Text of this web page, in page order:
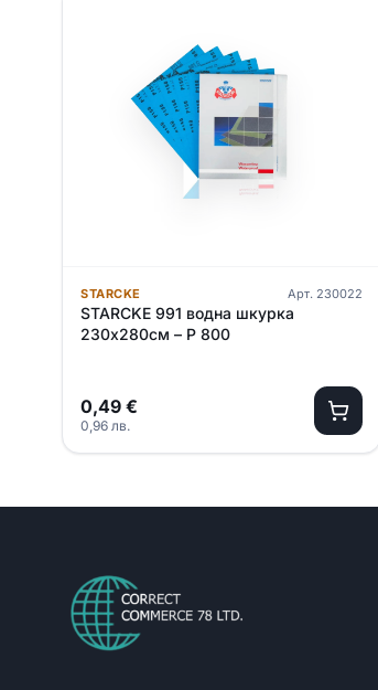
STARCKE Арт. 230022
STARCKE 991 водна шкурка
230х280см – P 800
0,49 €
0,96 лв.